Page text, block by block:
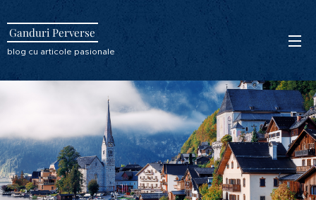
Ganduri Perverse
blog cu articole pasionale